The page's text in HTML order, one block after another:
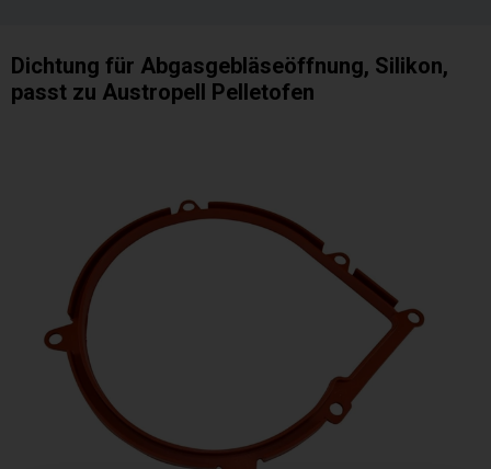
Dichtung für Abgasgebläseöffnung, Silikon,
passt zu Austropell Pelletofen